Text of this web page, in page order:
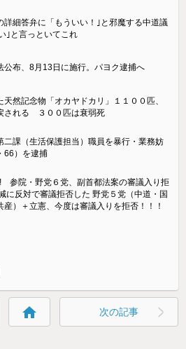
詳細答弁に「もういい！｣と邪魔する中道議
｣と言っといてこれ
公布、8月13日に施行。パヨク逮捕へ
然記念物「オカヤドカリ」１１００匹、
される ３００匹は衰弱死
二課（生活保護担当）職員を暴行・業務妨
）を逮捕
院・野党６党、副首都法案の審議入り拒
に反対で審議拒否した 野党５党（中道・国
産）＋立憲、今度は審議入りを拒否！！！
home 次の記事